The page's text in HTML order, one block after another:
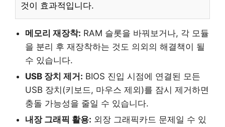
것이 효과적입니다.
메모리 재장착: RAM 슬롯을 바꿔보거나, 각 모듈
을 분리 후 재장착하는 것도 의외의 해결책이 될
수 있습니다.
USB 장치 제거: BIOS 진입 시점에 연결된 모든
USB 장치(키보드, 마우스 제외)를 잠시 제거하면
충돌 가능성을 줄일 수 있습니다.
내장 그래픽 활용: 외장 그래픽카드 문제일 수 있